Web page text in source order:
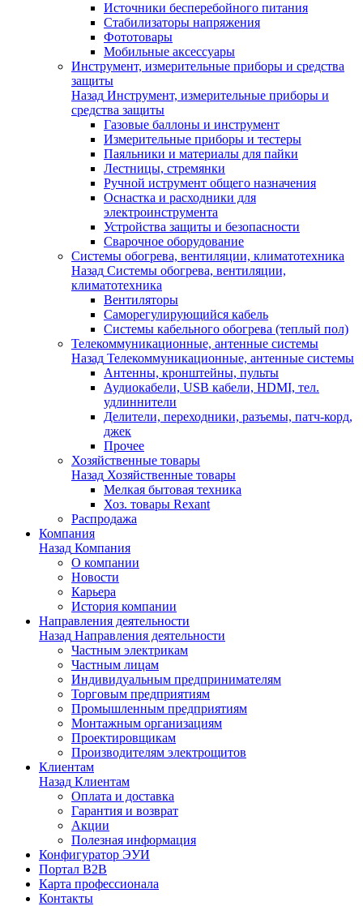
Источники бесперебойного питания
Стабилизаторы напряжения
Фототовары
Мобильные аксессуары
Инструмент, измерительные приборы и средства
защиты
Назад Инструмент, измерительные приборы и
средства защиты
Газовые баллоны и инструмент
Измерительные приборы и тестеры
Паяльники и материалы для пайки
Лестницы, стремянки
Ручной иструмент общего назначения
Оснастка и расходники для
электроинструмента
Устройства защиты и безопасности
Сварочное оборудование
Системы обогрева, вентиляции, климатотехника
Назад Системы обогрева, вентиляции,
климатотехника
Вентиляторы
Саморегулирующийся кабель
Системы кабельного обогрева (теплый пол)
Телекоммуникационные, антенные системы
Назад Телекоммуникационные, антенные системы
Антенны, кронштейны, пульты
Аудиокабели, USB кабели, HDMI, тел.
удлиннители
Делители, переходники, разъемы, патч-корд,
джек
Прочее
Хозяйственные товары
Назад Хозяйственные товары
Мелкая бытовая техника
Хоз. товары Rexant
Распродажа
Компания
Назад Компания
О компании
Новости
Карьера
История компании
Направления деятельности
Назад Направления деятельности
Частным электрикам
Частным лицам
Индивидуальным предпринимателям
Торговым предприятиям
Промышленным предприятиям
Монтажным организациям
Проектировщикам
Производителям электрощитов
Клиентам
Назад Клиентам
Оплата и доставка
Гарантия и возврат
Акции
Полезная информация
Конфигуратор ЭУИ
Портал B2B
Карта профессионала
Контакты